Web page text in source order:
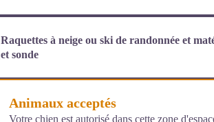
Raquettes à neige ou ski de randonnée et
et sonde
Animaux acceptés
Votre chien est autorisé dans cette zone